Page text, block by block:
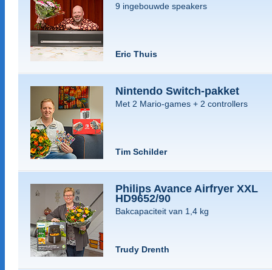
9 ingebouwde speakers
Eric Thuis
Nintendo Switch-pakket
Met 2 Mario-games + 2 controllers
Tim Schilder
Philips Avance Airfryer XXL
HD9652/90
Bakcapaciteit van 1,4 kg
Trudy Drenth